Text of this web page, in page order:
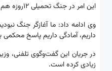
این امر در جنگ تحمیلى ١٢روزه هم براى دنیا ثابت شد.
وی ادامه داد: ما آغازگر جنگ
داریم، آمادگی داریم پاسخ محکمى
در جریان این گفت‌وگوی تلفنی،
زیادى کرده است.